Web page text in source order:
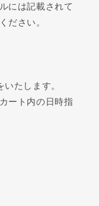
には記載されて
ださい。
たします。
ート内の日時指